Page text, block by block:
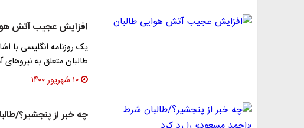
افزایش عجیب آتش
یک روزنامه انگلیسی با
طالبان متعلق به
۱۰ شهریور ۱۴۰۰
چه خبر از پنجشیر؟/